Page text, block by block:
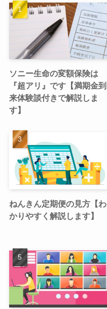
ソニー生命の変額保険は
『超アリ』です【満期金到
来体験談付きで解説しま
す】
ねんきん定期便の見方【わ
かりやすく解説します】